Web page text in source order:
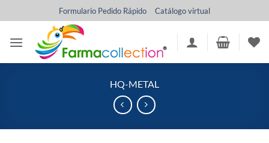
al
contenido
Formulario Pedido Rápido Catálogo virtual
HQ-METAL